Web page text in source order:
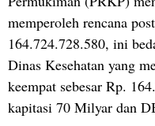
memperoleh rencana
164.724.728.580, ini
Dinas Kesehatan yang
keempat sebesar Rp.
kapitasi 70 Milyar dan